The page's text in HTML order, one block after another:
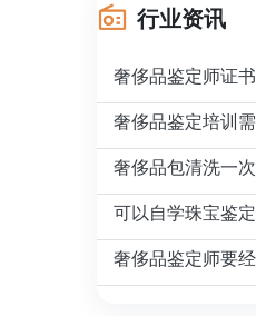
行业资讯
奢侈品鉴定师证
奢侈品鉴定培训
奢侈品包清洗一
可以自学珠宝鉴
奢侈品鉴定师要